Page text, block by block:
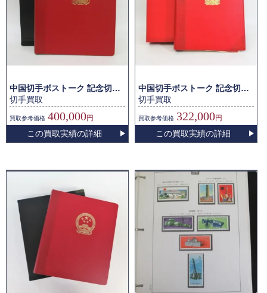
中国切手ボストーク 記念切手他
切手買取
買取参考価格 400,000円
この買取実績の詳細
中国切手ボストーク 記念切手他
切手買取
買取参考価格 322,000円
この買取実績の詳細